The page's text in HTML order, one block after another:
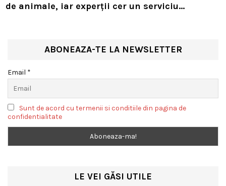
de animale, iar experții cer un serviciu
ABONEAZA-TE LA NEWSLETTER
Email *
Sunt de acord cu termenii si conditiile din pagina de
confidentialitate
LE VEI GĂSI UTILE